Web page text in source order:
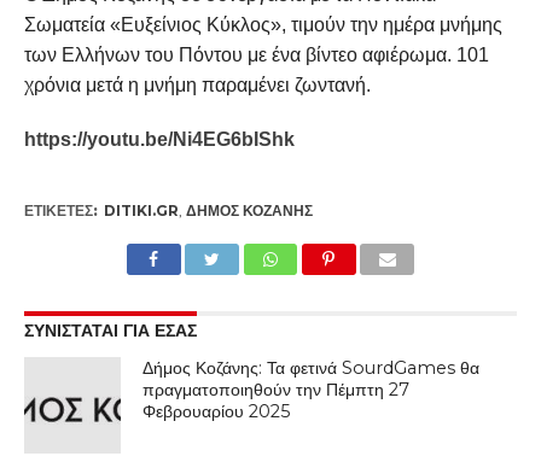
Σωματεία «Ευξείνιος Κύκλος», τιμούν την ημέρα μνήμης
των Ελλήνων του Πόντου με ένα βίντεο αφιέρωμα. 101
χρόνια μετά η μνήμη παραμένει ζωντανή.
https://youtu.be/Ni4EG6bIShk
ΕΤΙΚΕΤΕΣ: DITIKI.GR ΔΉΜΟΣ ΚΟΖΆΝΗΣ
ΣΥΝΙΣΤΑΤΑΙ ΓΙΑ ΕΣΑΣ
Δήμος Κοζάνης: Τα φετινά SourdGames θα
πραγματοποιηθούν την Πέμπτη 27
Φεβρουαρίου 2025